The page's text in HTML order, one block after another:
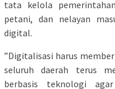
tata kelola
petani, dan nelayan
digital.
​”Digitalisasi harus
seluruh daerah terus
berbasis teknologi